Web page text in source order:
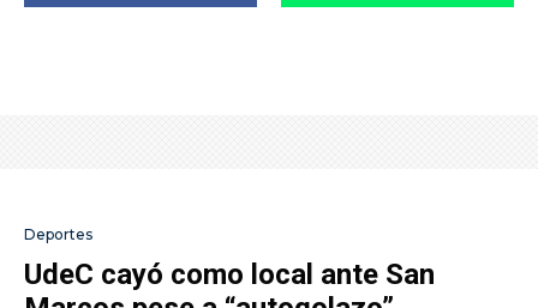
Deportes
UdeC cayó como local ante San